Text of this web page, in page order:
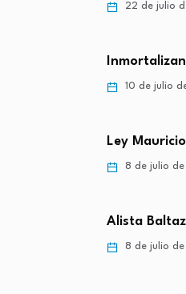
22 de julio
10 de julio
Ley
8 de julio
Alista
8 de julio